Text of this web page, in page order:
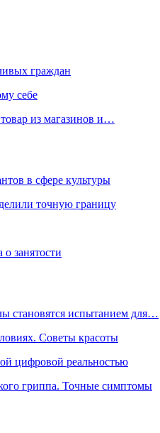
граждан
себе
из магазинов и…
в сфере культуры
точную границу
занятости
становятся испытанием для…
Советы красоты
цифровой реальностью
гриппа. Точные симптомы